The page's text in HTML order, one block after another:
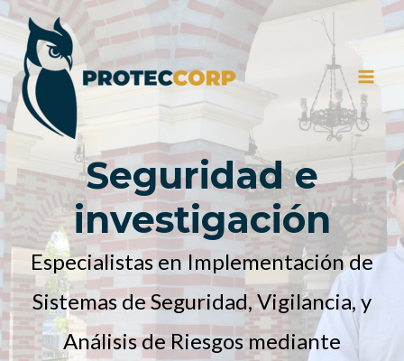
Seguridad e
investigación
Especialistas en Implementación de
Sistemas de Seguridad, Vigilancia, y
Análisis de Riesgos mediante